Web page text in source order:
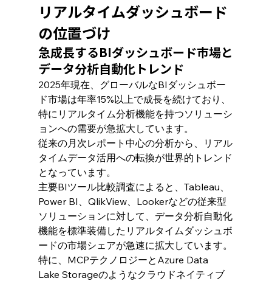
リアルタイムダッシュボード
の位置づけ
急成長するBIダッシュボード市場と
データ分析自動化トレンド
2025年現在、グローバルなBIダッシュボー
ド市場は年率15%以上で成長を続けており、
特にリアルタイム分析機能を持つソリューシ
ョンへの需要が急拡大しています。
従来の月次レポート中心の分析から、リアル
タイムデータ活用への転換が世界的トレンド
となっています。
主要BIツール比較調査によると、Tableau、
Power BI、QlikView、Lookerなどの従来型
ソリューションに対して、データ分析自動化
機能を標準装備したリアルタイムダッシュボ
ードの市場シェアが急速に拡大しています。
特に、MCPテクノロジーとAzure Data
Lake Storageのようなクラウドネイティブ